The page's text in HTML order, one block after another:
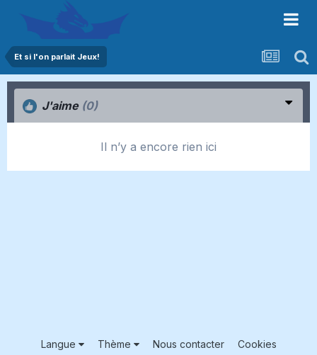
Et si l'on parlait Jeux!
J'aime (0)
Il n’y a encore rien ici
Langue Thème Nous contacter Cookies